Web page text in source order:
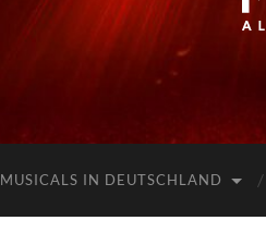
MUSICALS IN DEUTSCHLAND